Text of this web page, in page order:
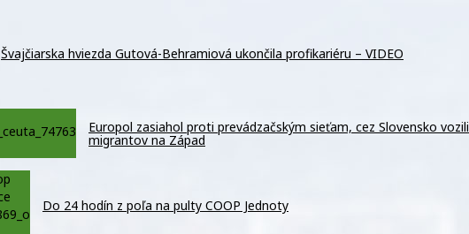
Švajčiarska hviezda Gutová-Behramiová ukončila profikariéru – VIDEO
Europol zasiahol proti prevádzačským sieťam, cez Slovensko vozili
migrantov na Západ
Do 24 hodín z poľa na pulty COOP Jednoty